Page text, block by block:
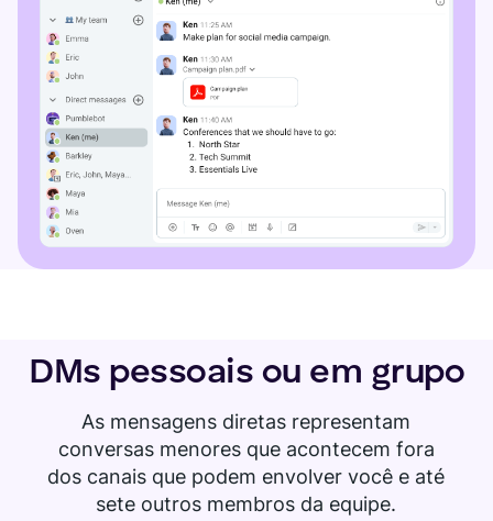
DMs pessoais ou em grupo
As mensagens diretas representam
conversas menores que acontecem fora
dos canais que podem envolver você e até
sete outros membros da equipe.